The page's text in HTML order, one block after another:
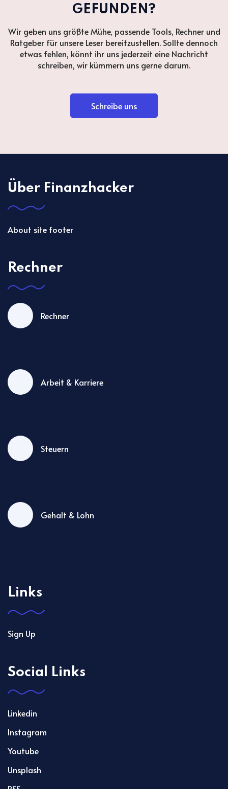
GEFUNDEN?
Wir geben uns größte Mühe, passende Tools, Rechner und
Ratgeber für unsere Leser bereitzustellen. Sollte dennoch
etwas fehlen, könnt ihr uns jederzeit eine Nachricht
schreiben, wir kümmern uns gerne darum.
Schreibe uns
Über Finanzhacker
About site footer
Rechner
Rechner
Arbeit & Karriere
Steuern
Gehalt & Lohn
Links
Sign Up
Social Links
Linkedin
Instagram
Youtube
Unsplash